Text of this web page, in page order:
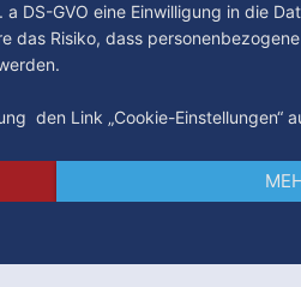
DS-GVO eine Einwilligung in die
das Risiko, dass
den Link „Cookie-Einstellungen“